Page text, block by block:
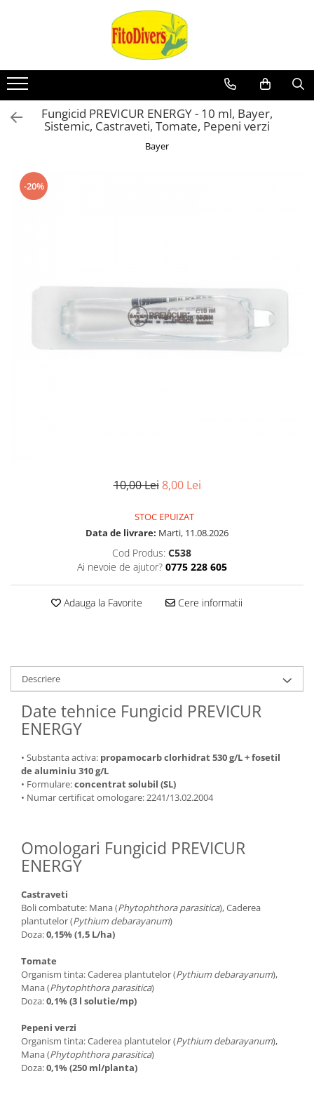
Fungicid PREVICUR ENERGY - 10 ml, Bayer,
Sistemic, Castraveti, Tomate, Pepeni verzi
Bayer
-20%
10,00 Lei 8,00 Lei
STOC EPUIZAT
Data de livrare: Marti, 11.08.2026
Cod Produs: C538
Ai nevoie de ajutor? 0775 228 605
Adauga la Favorite Cere informatii
Descriere
Date tehnice Fungicid PREVICUR
ENERGY
• Substanta activa: propamocarb clorhidrat 530 g/L + fosetil
de aluminiu 310 g/L
• Formulare:concentrat solubil (SL)
• Numar certificat omologare: 2241/13.02.2004
Omologari Fungicid PREVICUR
ENERGY
Castraveti
Boli combatute: Mana (Phytophthora parasitica), Caderea
plantutelor (Pythium debarayanum)
Doza:0,15% (1,5 L/ha)
Tomate
Organism tinta: Caderea plantutelor (Pythium debarayanum),
Mana (Phytophthora parasitica)
Doza:0,1% (3 l solutie/mp)
Pepeni verzi
Organism tinta: Caderea plantutelor (Pythium debarayanum),
Mana (Phytophthora parasitica)
Doza:0,1% (250 ml/planta)